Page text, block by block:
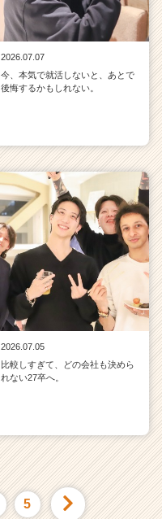
2026.07.07
今、本気で就活しないと、あとで
後悔するかもしれない。
2026.07.05
比較しすぎて、どの会社も決めら
れない27卒へ。
5